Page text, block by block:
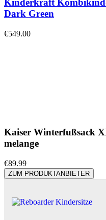
Kinderkraft
Dark Green
€549.00
Kaiser Winterfußsack
melange
€89.99
ZUM PRODUKTANBIETER